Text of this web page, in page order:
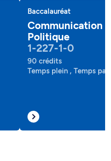
Baccalauréat
Communication
Politique
1-227-1-0
90 crédits
Temps plein , Temps